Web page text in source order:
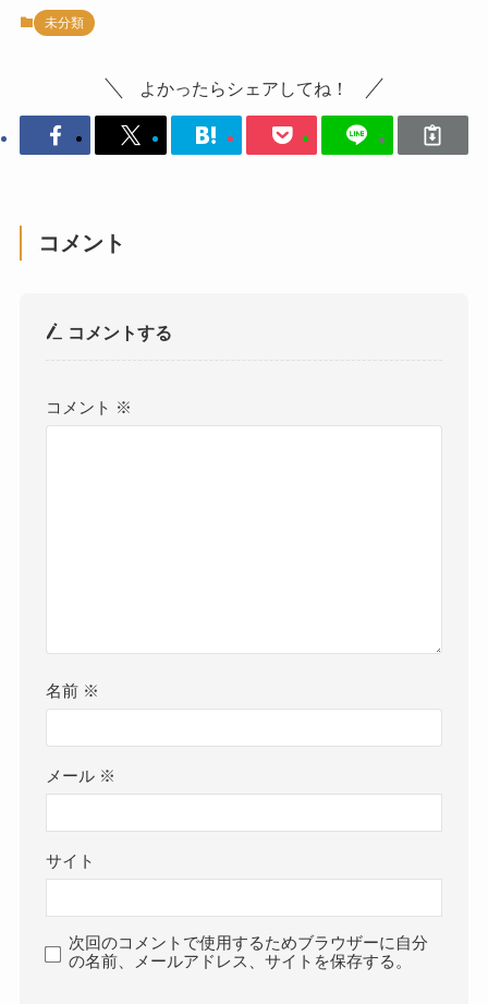
未分類
よかったらシェアしてね！
コメント
コメントする
コメント ※
名前 ※
メール ※
サイト
次回のコメントで使用するためブラウザーに自分
の名前、メールアドレス、サイトを保存する。